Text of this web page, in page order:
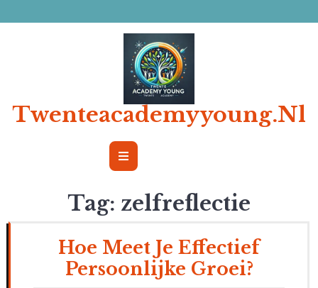
naar
Twenteacademyyoung.nl
Open
Tag: zelfreflectie
Hoe Meet Je Effectief
Persoonlijke Groei?